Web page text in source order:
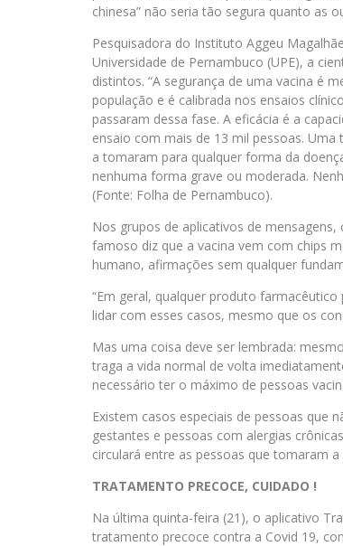
chinesa” não seria tão segura quanto as
Pesquisadora do Instituto Aggeu
Universidade de Pernambuco (UPE), a
distintos. “A segurança de uma vacina é
população e é calibrada nos ensaios
passaram dessa fase. A eficácia é a
ensaio com mais de 13 mil pessoas. Uma
a tomaram para qualquer forma da
nenhuma forma grave ou moderada.
(Fonte: Folha de Pernambuco).
Nos grupos de aplicativos de
famoso diz que a vacina vem com chips
humano, afirmações sem qualquer
“Em geral, qualquer produto
lidar com esses casos, mesmo que os
Mas uma coisa deve ser lembrada:
traga a vida normal de volta
necessário ter o máximo de pessoas
Existem casos especiais de pessoas que
gestantes e pessoas com alergias
circulará entre as pessoas que tomaram a
TRATAMENTO PRECOCE, CUIDADO !
Na última quinta-feira (21), o aplicativo
tratamento precoce contra a Covid 19,